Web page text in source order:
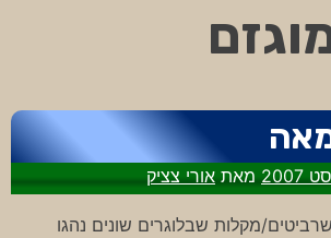
מאתאורי צציק
מקלות שבלוגרים שונים נהגו